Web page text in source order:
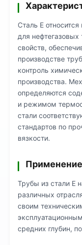
Сталь Е
для
свойств,
производстве
контроль
производства.
определяются
и режимом
стали
стандартов по
вязкости.
Применение
Трубы из стали Е
различных
своим
средних глубин,